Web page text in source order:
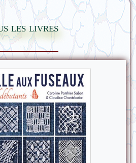
les livres